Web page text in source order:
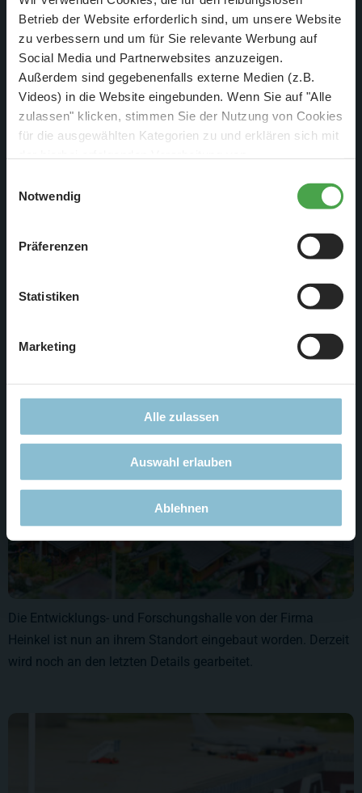
Betrieb der Website erforderlich sind, um unsere Website
zu verbessern und um für Sie relevante Werbung auf
Social Media und Partnerwebsites anzuzeigen.
Außerdem sind gegebenenfalls externe Medien (z.B.
Videos) in die Website eingebunden. Wenn Sie auf "Alle
zulassen" klicken, stimmen Sie der Nutzung von Cookies
für die ausgewählten Kategorien zu und erklären sich mit
diese Einstellungen jederzeit über die Schaltfläche
zustimmen, beschränken wir uns auf die technisch
notwendigen Cookies. Weitere Informationen finden Sie in
Notwendig
Präferenzen
Statistiken
Marketing
Alle zulassen
Auswahl erlauben
Ablehnen
Auch ein weiteres Bodenradar wurde nun aufgebaut.
Auch wieder auf der Anlage zu finden, ist das Gebäude der
Die Entwicklungs- und Forschungshalle von der Firma
Heinkel ist nun an ihrem Standort eingebaut worden. Derzeit
wird noch an den letzten Details gearbeitet.